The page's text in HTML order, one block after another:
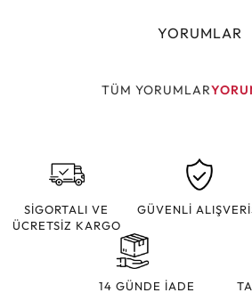
YORUMLAR
TÜM YORUMLAR
SİGORTALI VE
ÜCRETSİZ KARGO
GÜVENLİ
14 GÜNDE İADE